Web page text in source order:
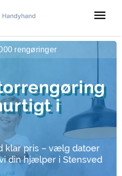
menu
i
klar pris – vælg datoer
din hjælper i Stensved
rengøringer